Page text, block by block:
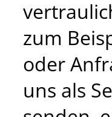
zum
oder
uns als